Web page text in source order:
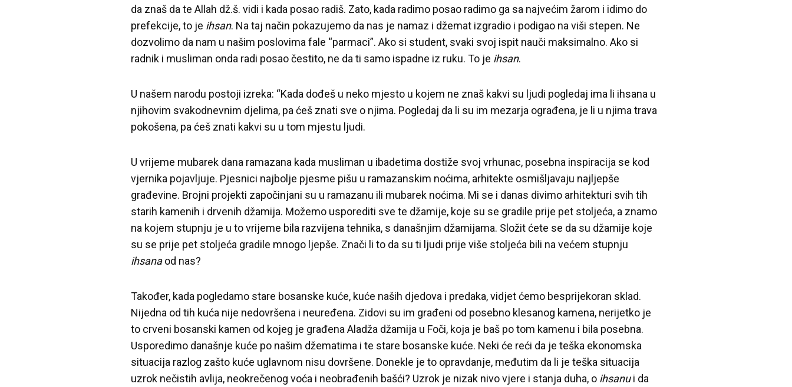
da znaš da te Allah dž.š. vidi i kada posao radiš. Zato, kada radimo posao radimo ga sa najvećim žarom i idimo do
prefekcije, to je ihsan. Na taj način pokazujemo da nas je namaz i džemat izgradio i podigao na viši stepen. Ne
dozvolimo da nam u našim poslovima fale “parmaci”. Ako si student, svaki svoj ispit nauči maksimalno. Ako si
radnik i musliman onda radi posao čestito, ne da ti samo ispadne iz ruku. To je ihsan.
U našem narodu postoji izreka: “Kada dođeš u neko mjesto u kojem ne znaš kakvi su ljudi pogledaj ima li ihsana u
njihovim svakodnevnim djelima, pa ćeš znati sve o njima. Pogledaj da li su im mezarja ograđena, je li u njima trava
pokošena, pa ćeš znati kakvi su u tom mjestu ljudi.
U vrijeme mubarek dana ramazana kada musliman u ibadetima dostiže svoj vrhunac, posebna inspiracija se kod
vjernika pojavljuje. Pjesnici najbolje pjesme pišu u ramazanskim noćima, arhitekte osmišljavaju najljepše
građevine. Brojni projekti započinjani su u ramazanu ili mubarek noćima. Mi se i danas divimo arhitekturi svih tih
starih kamenih i drvenih džamija. Možemo usporediti sve te džamije, koje su se gradile prije pet stoljeća, a znamo
na kojem stupnju je u to vrijeme bila razvijena tehnika, s današnjim džamijama. Složit ćete se da su džamije koje
su se prije pet stoljeća gradile mnogo ljepše. Znači li to da su ti ljudi prije više stoljeća bili na većem stupnju
ihsanaod nas?
Također, kada pogledamo stare bosanske kuće, kuće naših djedova i predaka, vidjet ćemo besprijekoran sklad.
Nijedna od tih kuća nije nedovršena i neuređena. Zidovi su im građeni od posebno klesanog kamena, nerijetko je
to crveni bosanski kamen od kojeg je građena Aladža džamija u Foči, koja je baš po tom kamenu i bila posebna.
Usporedimo današnje kuće po našim džematima i te stare bosanske kuće. Neki će reći da je teška ekonomska
situacija razlog zašto kuće uglavnom nisu dovršene. Donekle je to opravdanje, međutim da li je teška situacija
uzrok nečistih avlija, neokrečenog voća i neobrađenih bašći? Uzrok je nizak nivo vjere i stanja duha, o ihsanui da